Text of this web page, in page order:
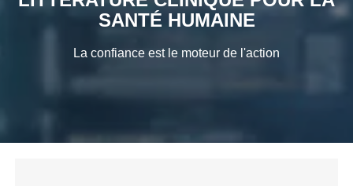
SANTÉ HUMAINE
La confiance est le moteur de l'action